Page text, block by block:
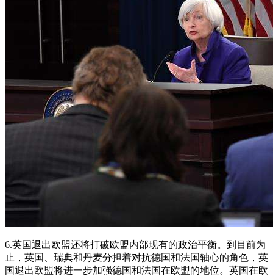
6.英国退出欧盟还将打破欧盟内部现有的政治平衡。到目前为
止，英国、瑞典和丹麦分担着对抗德国和法国轴心的角色，英
国退出欧盟将进一步加强德国和法国在欧盟的地位。英国在欧